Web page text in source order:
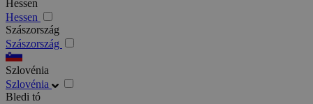
Hessen
Hessen
Szászország
Szászország
Szlovénia
Szlovénia
Bledi tó